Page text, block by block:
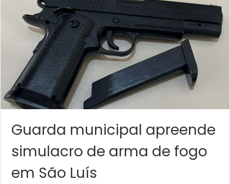
Guarda municipal apreende
simulacro de arma de fogo
em São Luís